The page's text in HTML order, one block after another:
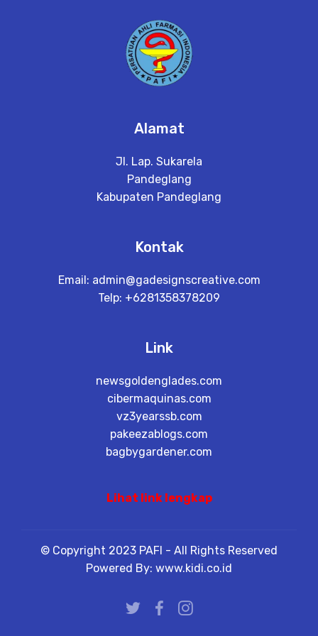
Alamat
Jl. Lap. Sukarela
Pandeglang
Kabupaten Pandeglang
Kontak
Email: admin@gadesignscreative.com
Telp: +6281358378209
Link
newsgoldenglades.com
cibermaquinas.com
vz3yearssb.com
pakeezablogs.com
bagbygardener.com
Lihat link lengkap
© Copyright 2023 PAFI - All Rights Reserved
Powered By: www.kidi.co.id